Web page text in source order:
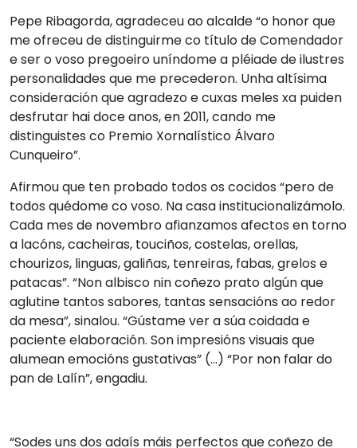
Pepe Ribagorda, agradeceu ao alcalde “o honor que
me ofreceu de distinguirme co título de Comendador
e ser o voso pregoeiro uníndome a pléiade de ilustres
personalidades que me precederon. Unha altísima
consideración que agradezo e cuxas meles xa puiden
desfrutar hai doce anos, en 2011, cando me
distinguistes co Premio Xornalístico Álvaro
Cunqueiro”.
Afirmou que ten probado todos os cocidos “pero de
todos quédome co voso. Na casa institucionalizámolo.
Cada mes de novembro afianzamos afectos en torno
a lacóns, cacheiras, touciños, costelas, orellas,
chourizos, linguas, galiñas, tenreiras, fabas, grelos e
patacas”. “Non albisco nin coñezo prato algún que
aglutine tantos sabores, tantas sensacións ao redor
da mesa”, sinalou. “Gústame ver a súa coidada e
paciente elaboración. Son impresións visuais que
alumean emocións gustativas” (...) “Por non falar do
pan de Lalín”, engadiu.
“Sodes uns dos adaís máis perfectos que coñezo de